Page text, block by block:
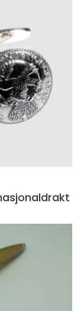
nasjonaldrakt